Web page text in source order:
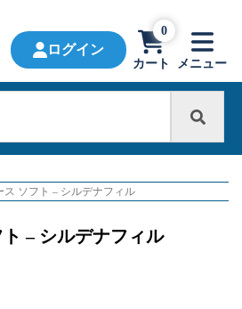
ログイン
カート
0
メニュー
ス ソフト – シルデナフィル
– シルデナフィル